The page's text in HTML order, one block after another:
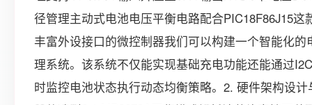
径管理主动式电池电压平衡电路配合PIC18F86J15这
丰富外设接口的微控制器我们可以构建一个智能化的
理系统。该系统不仅能实现基础充电功能还能通过
时监控电池状态执行动态均衡策略。2. 硬件架构设计